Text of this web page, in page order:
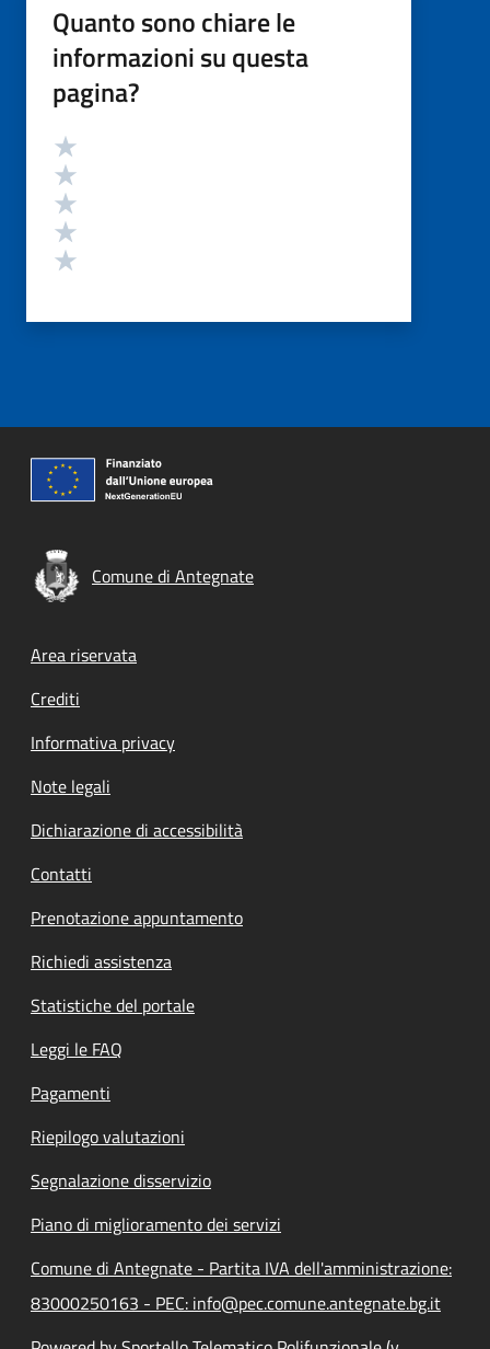
Quanto sono chiare le
informazioni su questa
pagina?
Valutazione
Comune di Antegnate
Footer menu
Area riservata
Crediti
Informativa privacy
Note legali
Dichiarazione di accessibilità
Contatti
Prenotazione appuntamento
Richiedi assistenza
Statistiche del portale
Leggi le FAQ
Pagamenti
Riepilogo valutazioni
Segnalazione disservizio
Piano di miglioramento dei servizi
Comune di Antegnate - Partita IVA dell'amministrazione:
83000250163 - PEC: info@pec.comune.antegnate.bg.it